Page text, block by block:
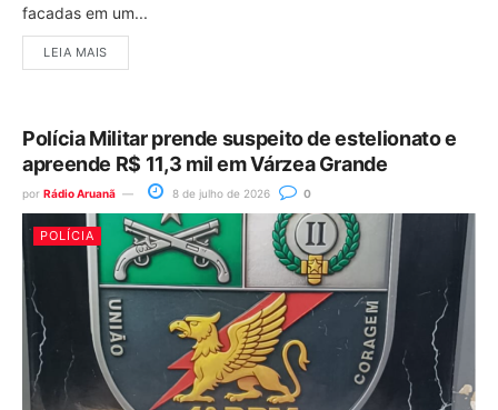
facadas em um...
LEIA MAIS
Polícia Militar prende suspeito de estelionato e
apreende R$ 11,3 mil em Várzea Grande
por Rádio Aruanã 8 de julho de 2026 0
POLÍCIA